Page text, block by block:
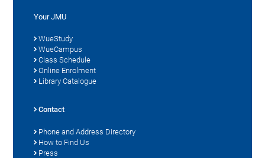
Your JMU
WueStudy
WueCampus
Class Schedule
Online Enrolment
Library Catalogue
Contact
Phone and Address Directory
How to Find Us
Press